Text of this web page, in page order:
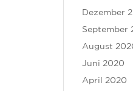
Dezember
September
August
Juni 2020
April 2020